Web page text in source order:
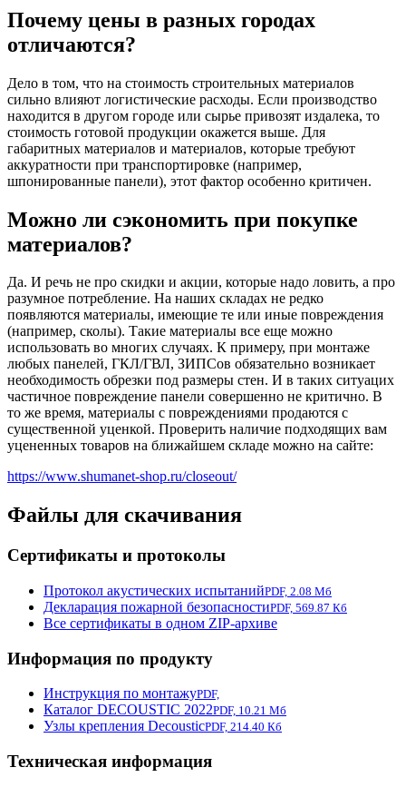
Почему цены в разных городах
отличаются?
Дело в том, что на стоимость строительных материалов
сильно влияют логистические расходы. Если производство
находится в другом городе или сырье привозят издалека, то
стоимость готовой продукции окажется выше. Для
габаритных материалов и материалов, которые требуют
аккуратности при транспортировке (например,
шпонированные панели), этот фактор особенно критичен.
Можно ли сэкономить при покупке
материалов?
Да. И речь не про скидки и акции, которые надо ловить, а про
разумное потребление. На наших складах не редко
появляются материалы, имеющие те или иные повреждения
(например, сколы). Такие материалы все еще можно
использовать во многих случаях. К примеру, при монтаже
любых панелей, ГКЛ/ГВЛ, ЗИПСов обязательно возникает
необходимость обрезки под размеры стен. И в таких ситуацих
частичное повреждение панели совершенно не критично. В
то же время, материалы с повреждениями продаются с
существенной уценкой. Проверить наличие подходящих вам
уцененных товаров на ближайшем складе можно на сайте:
https://www.shumanet-shop.ru/closeout/
Файлы для скачивания
Сертификаты и протоколы
Протокол акустических испытанийPDF, 2.08 Мб
Декларация пожарной безопасностиPDF, 569.87 Кб
Все сертификаты в одном ZIP-архиве
Информация по продукту
Инструкция по монтажуPDF,
Каталог DECOUSTIC 2022PDF, 10.21 Мб
Узлы крепления DecousticPDF, 214.40 Кб
Техническая информация